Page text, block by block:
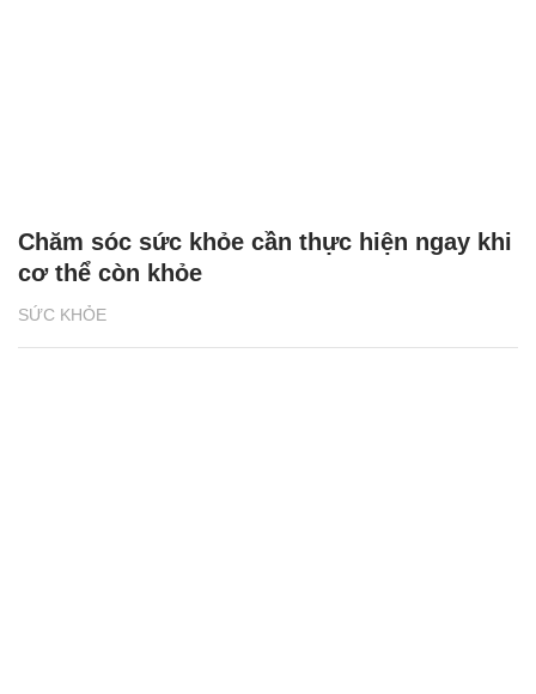
SỨC KHỎE
Chăm sóc sức khỏe cần thực hiện ngay khi
cơ thể còn khỏe